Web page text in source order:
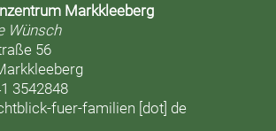
Markkleeberg
Wünsch
56
3542848
fuer-familien [dot] de